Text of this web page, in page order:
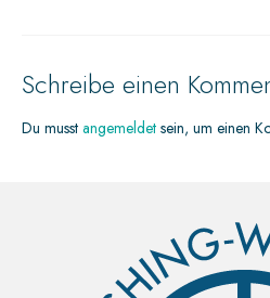
Schreibe einen
Du musst angemeldet sein, um einen